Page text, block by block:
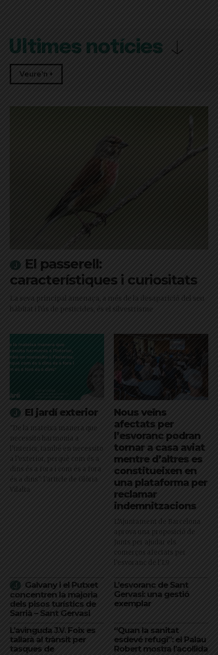
Últimes notícies
Veure'n +
El passerell:
característiques i curiositats
La seva principal amenaça, a més de la desaparició del seu
hàbitat i l'ús de pesticides, és el silvestrisme
El jardí exterior
"De la mateixa manera que
necessito harmonia a
l’interior, també en necessito
a l’exterior, perquè com és a
dins és a fora i com és a fora
és a dins": l'article de Glòria
Vilalta
Nous veïns
afectats per
l’esvoranc podran
tornar a casa aviat
mentre d’altres es
constitueixen en
una plataforma per
reclamar
indemnitzacions
L’Ajuntament de Barcelona
aprova una proposició de
Junts per ajudar els
comerços afectats per
l'esvoranc de l'L9
Galvany i el Putxet
concentren la majoria
dels pisos turístics de
Sarrià – Sant Gervasi
L’esvoranc de Sant
Gervasi: una gestió
exemplar
L’avinguda J.V. Foix es
tallarà al trànsit per
tasques de
“Quan la sanitat
esdevé refugi”: el Palau
Robert mostra l’acollida